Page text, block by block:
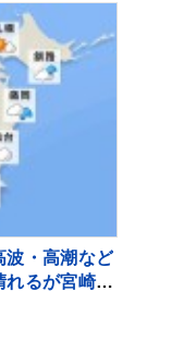
・高潮など
るが宮崎・